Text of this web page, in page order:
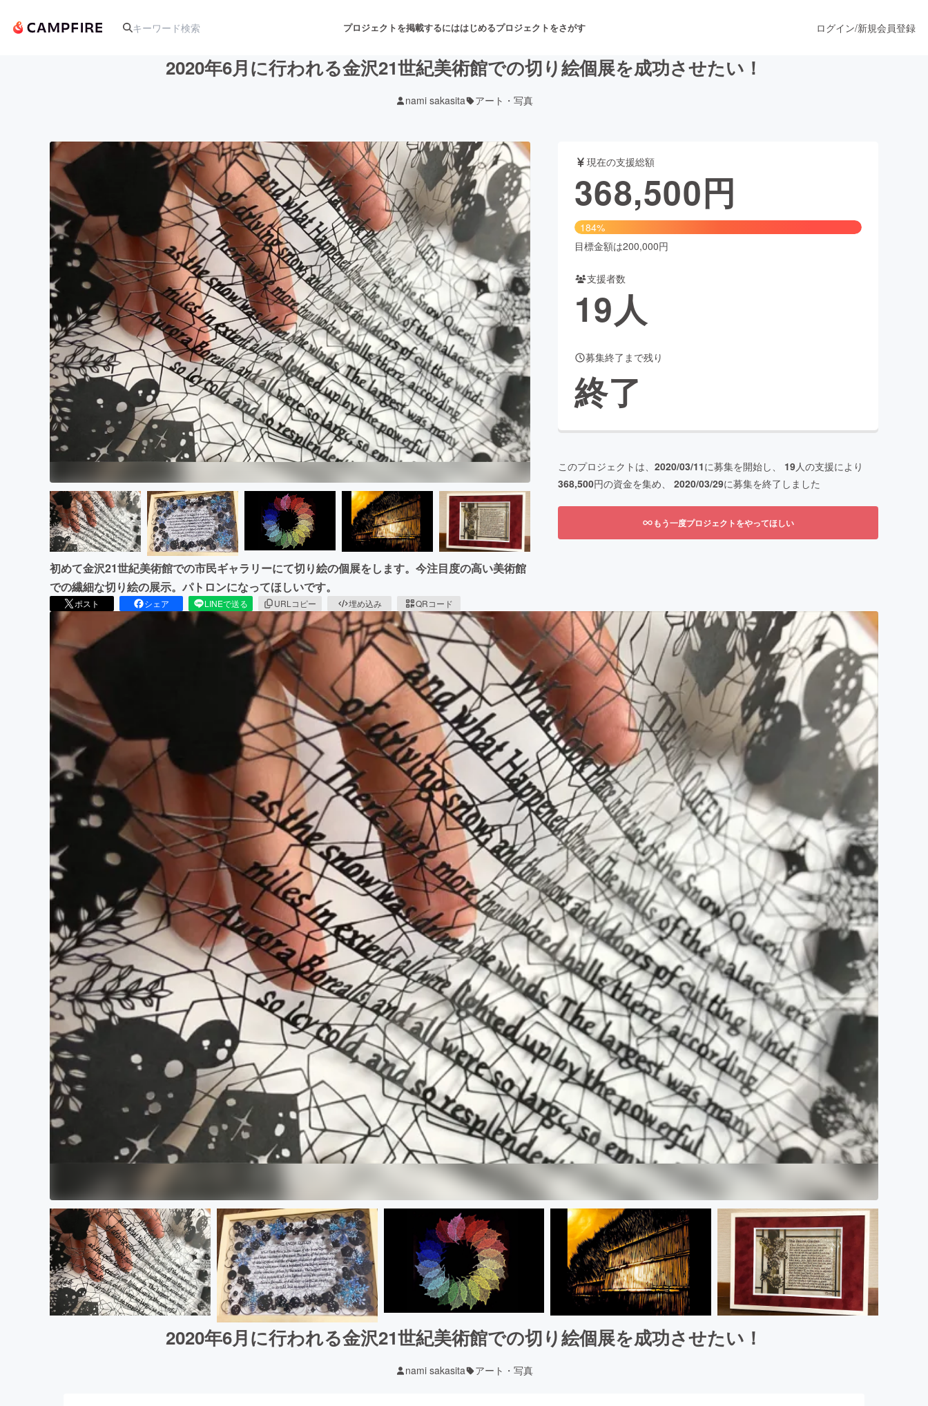
プロジェクトを掲載するにははじめるプロジェクトをさがす
アート・写真 音楽 舞台・パフォーマンス
テクノロジー・ガジェット ゲーム・サービス開発 フード・飲食店 ファッション
映像・映画 書籍・雑誌出版 アニメ・漫画
ビジネス・起業 チャレンジ ビューティー・ヘルスケア
まちづくり・地域活性化
CAMPFIRE for Social GoodCAMPFIRE Creation
CAMPFIREふるさと納税machi-ya コミュニティ
ログイン/新規会員登録
2020年6月に行われる金沢21世紀美術館での切り絵個展を成功させたい！
nami sakasita アート・写真
初めて金沢21世紀美術館での市民ギャラリーにて切り絵の個展をします。今注目度の高い美術館
での繊細な切り絵の展示。パトロンになってほしいです。
ポスト シェア LINEで送る URLコピー 埋め込み QRコード
現在の支援総額
368,500円
184%
目標金額は200,000円
支援者数
19人
募集終了まで残り
終了
このプロジェクトは、 2020/03/11に募集を開始し、 19人の支援により
368,500円の資金を集め、 2020/03/29に募集を終了しました
もう一度プロジェクトをやってほしい
2020年6月に行われる金沢21世紀美術館での切り絵個展を成功させたい！
nami sakasita アート・写真